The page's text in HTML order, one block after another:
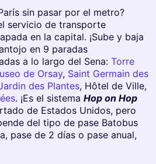
sin pasar por el metro?
servicio de transporte
en la capital. ¡Sube y baja
en 9 paradas
a lo largo del Sena: Torre
de Orsay, Saint Germain des
des Plantes, Hôtel de Ville,
. ¡Es el sistema Hop on Hop
de Estados Unidos, pero
del tipo de pase Batobus
pase de 2 días o pase anual,